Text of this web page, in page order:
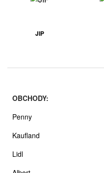
JIP
OBCHODY:
Penny
Kaufland
Lidl